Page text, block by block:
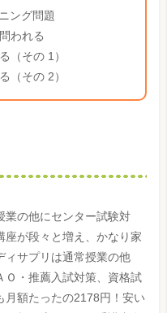
ング問題
われる
その 1）
その 2）
業の他にセンター試験対
座が段々と増え、かなり家
ィサプリは通常授業の他
Ｏ・推薦入試対策、資格試
月額たったの2178円！安い